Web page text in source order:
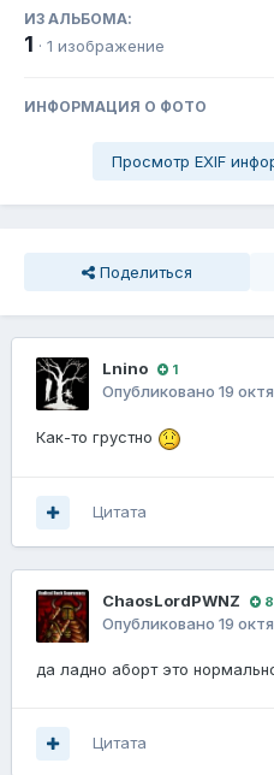
ИЗ АЛЬБОМА:
1 · 1 изображение
ИНФОРМАЦИЯ О ФОТО
Просмотр EXIF
Поделиться
Lnino 1
Опубликовано 19
Как-то грустно
Цитата
ChaosLordPWNZ
Опубликовано 19
да ладно аборт это
Цитата